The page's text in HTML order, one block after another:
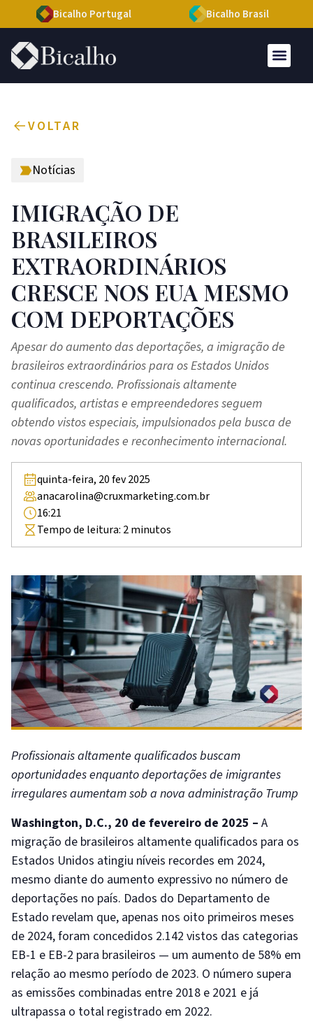
Bicalho Portugal Bicalho Brasil
VOLTAR
Notícias
IMIGRAÇÃO DE
BRASILEIROS
EXTRAORDINÁRIOS
CRESCE NOS EUA MESMO
COM DEPORTAÇÕES
Apesar do aumento das deportações, a imigração de
brasileiros extraordinários para os Estados Unidos
continua crescendo. Profissionais altamente
qualificados, artistas e empreendedores seguem
obtendo vistos especiais, impulsionados pela busca de
novas oportunidades e reconhecimento internacional.
quinta-feira, 20 fev 2025
anacarolina@cruxmarketing.com.br
16:21
Tempo de leitura: 2minutos
Profissionais altamente qualificados buscam
oportunidades enquanto deportações de imigrantes
irregulares aumentam sob a nova administração Trump
Washington, D.C., 20 de fevereiro de 2025 – A
migração de brasileiros altamente qualificados para os
Estados Unidos atingiu níveis recordes em 2024,
mesmo diante do aumento expressivo no número de
deportações no país. Dados do Departamento de
Estado revelam que, apenas nos oito primeiros meses
de 2024, foram concedidos 2.142 vistos das categorias
EB-1 e EB-2 para brasileiros — um aumento de 58% em
relação ao mesmo período de 2023. O número supera
as emissões combinadas entre 2018 e 2021 e já
ultrapassa o total registrado em 2022.